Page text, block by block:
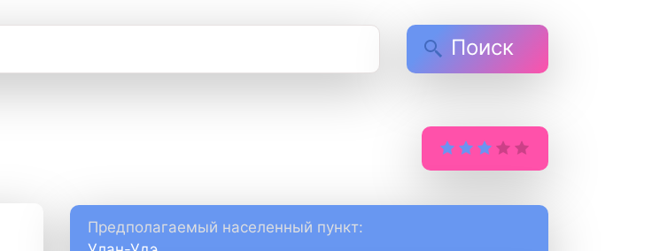
Поиск
Предполагаемый населенный пункт: